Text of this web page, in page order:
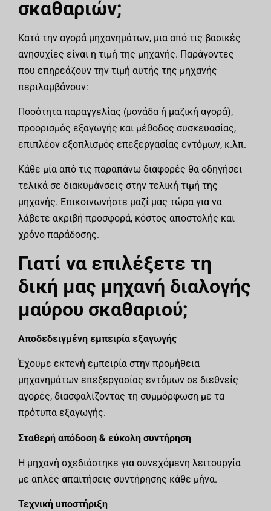
σκαθαριών;
Κατά την αγορά μηχανημάτων, μια από τις βασικές
ανησυχίες είναι η τιμή της μηχανής. Παράγοντες
που επηρεάζουν την τιμή αυτής της μηχανής
περιλαμβάνουν:
Ποσότητα παραγγελίας (μονάδα ή μαζική αγορά),
προορισμός εξαγωγής και μέθοδος συσκευασίας,
επιπλέον εξοπλισμός επεξεργασίας εντόμων, κ.λπ.
Κάθε μία από τις παραπάνω διαφορές θα οδηγήσει
τελικά σε διακυμάνσεις στην τελική τιμή της
μηχανής. Επικοινωνήστε μαζί μας τώρα για να
λάβετε ακριβή προσφορά, κόστος αποστολής και
χρόνο παράδοσης.
Γιατί να επιλέξετε τη
δική μας μηχανή διαλογής
μαύρου σκαθαριού;
Αποδεδειγμένη εμπειρία εξαγωγής
Έχουμε εκτενή εμπειρία στην προμήθεια
μηχανημάτων επεξεργασίας εντόμων σε διεθνείς
αγορές, διασφαλίζοντας τη συμμόρφωση με τα
πρότυπα εξαγωγής.
Σταθερή απόδοση & εύκολη συντήρηση
Η μηχανή σχεδιάστηκε για συνεχόμενη λειτουργία
με απλές απαιτήσεις συντήρησης κάθε μήνα.
Τεχνική υποστήριξη